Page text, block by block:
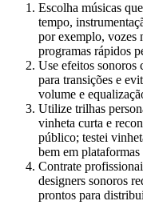
Escolha músicas
tempo,
por exemplo, vozes
programas rápidos
Use efeitos sonoros
para transições e
volume e
Utilize trilhas
vinheta curta e
público; testei
bem em plataformas
Contrate
designers sonoros
prontos para